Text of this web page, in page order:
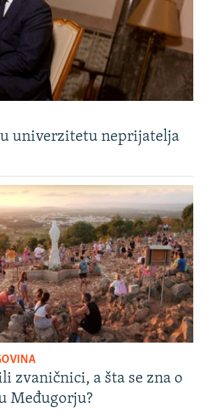
univerzitetu neprijatelja
zvaničnici, a šta se zna o
Međugorju?